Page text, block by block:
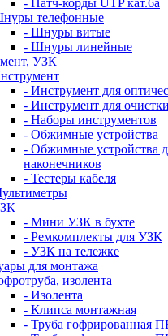
- Патч-корды UTP кат.6а
телефонные
- Шнуры витые
- Шнуры линейные
УЗК
- Инструмент для
- Инструмент для
- Наборы инструментов
- Обжимные устройства
- Обжимные устройства
наконечников
- Тестеры кабеля
- Мини УЗК в бухте
- Ремкомплекты для УЗК
- УЗК на тележке
для монтажа
изолента
- Изолента
- Клипса монтажная
- Труба гофрированная